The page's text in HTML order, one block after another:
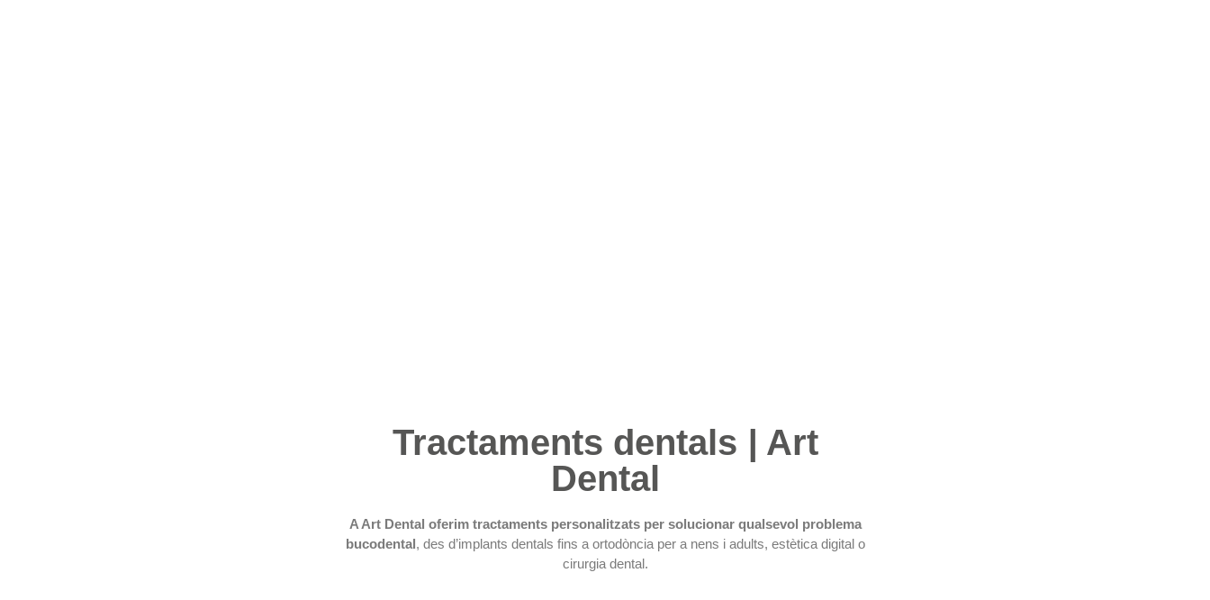
Tractaments dentals | Art
Dental
A Art Dental oferim tractaments personalitzats per solucionar qualsevol problema
bucodental, des d’implants dentals fins a ortodòncia per a nens i adults, estètica digital o
cirurgia dental.